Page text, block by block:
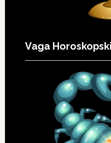
Vaga